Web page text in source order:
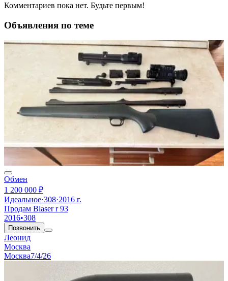
Комментариев пока нет. Будьте первым!
Объявления по теме
Обмен
1 200 000 ₽
Идеальное·308·2016 г.
Продам Blaser r 93
2016•308
Позвонить
Леонид
Москва
Москва7/4/26